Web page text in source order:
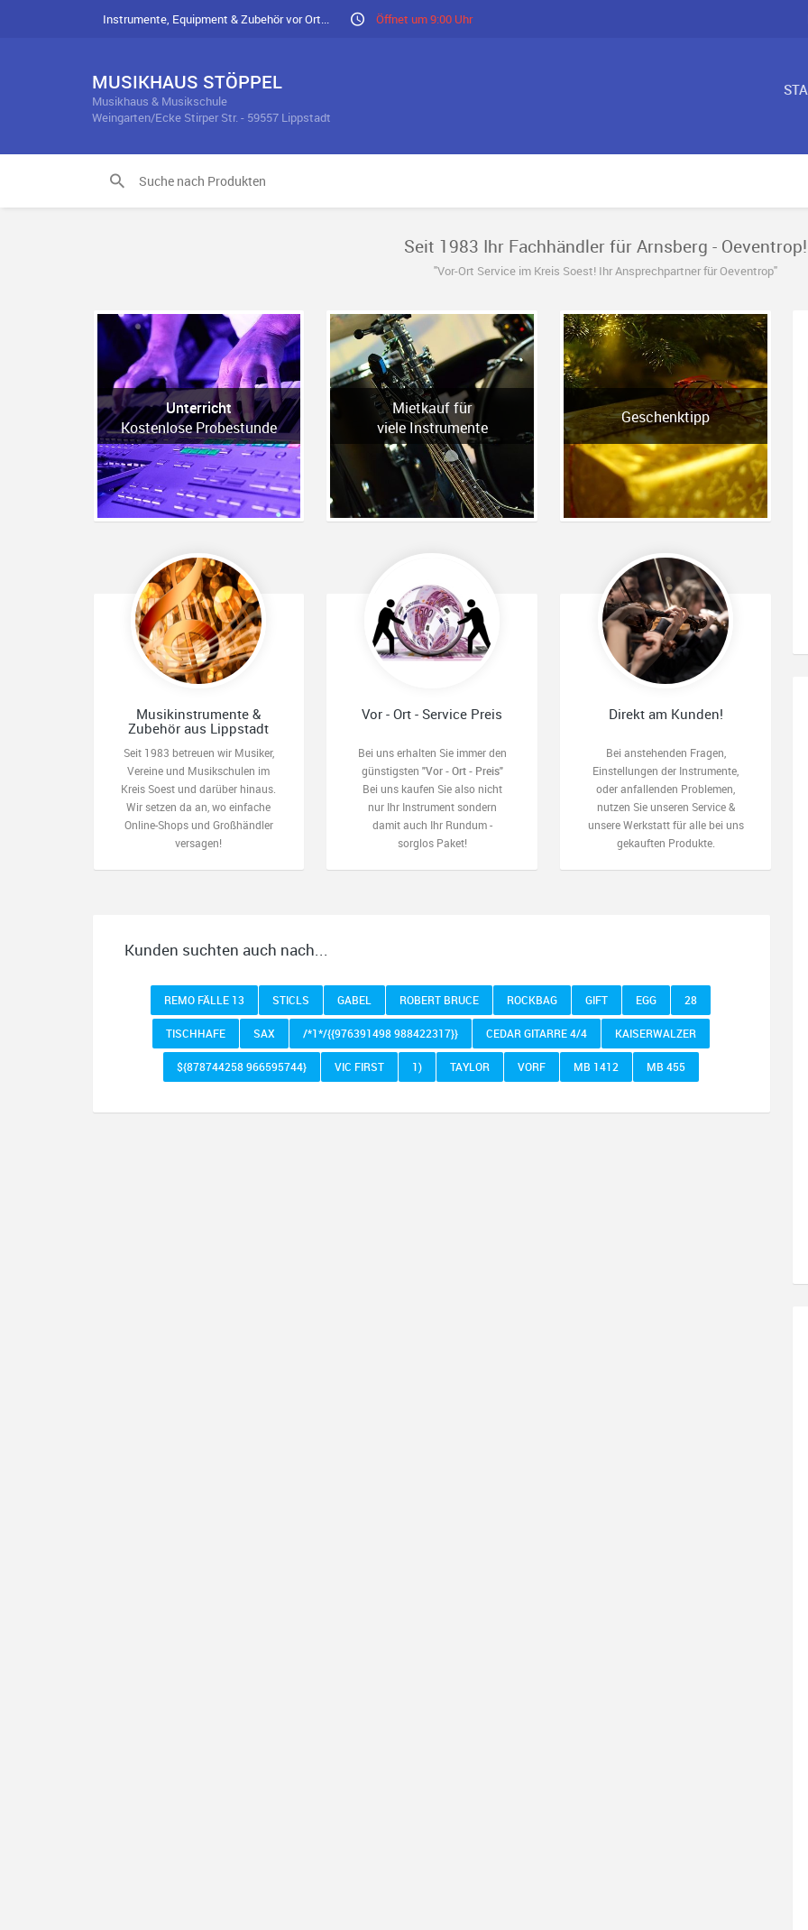
Instrumente, Equipment & Zubehör vor Ort... Öffnet um 9:00 Uhr
MUSIKHAUS STÖPPEL
Musikhaus & Musikschule
Weingarten/Ecke Stirper Str. - 59557 Lippstadt
Seit 1983 Ihr Fachhändler für Arnsberg - Oeventrop!
"Vor-Ort Service im Kreis Soest! Ihr Ansprechpartner für Oeventrop"
Unterricht
Kostenlose Probestunde
Mietkauf für
viele Instrumente
Geschenktipp
Musikinstrumente &
Zubehör aus Lippstadt
Seit 1983 betreuen wir Musiker,
Vereine und Musikschulen im
Kreis Soest und darüber hinaus.
Wir setzen da an, wo einfache
Online-Shops und Großhändler
versagen!
Vor - Ort - Service Preis
Bei uns erhalten Sie immer den
günstigsten "Vor - Ort - Preis"
Bei uns kaufen Sie also nicht
nur Ihr Instrument sondern
damit auch Ihr Rundum -
sorglos Paket!
Direkt am Kunden!
Bei anstehenden Fragen,
Einstellungen der Instrumente,
oder anfallenden Problemen,
nutzen Sie unseren Service &
unsere Werkstatt für alle bei uns
gekauften Produkte.
Kunden suchten auch nach...
REMO FÄLLE 13 STICLS GABEL ROBERT BRUCE ROCKBAG GIFT EGG 28
TISCHHAFE SAX /*1*/{{976391498 988422317}} CEDAR GITARRE 4/4 KAISERWALZER
${878744258 966595744} VIC FIRST 1) TAYLOR VORF MB 1412 MB 455